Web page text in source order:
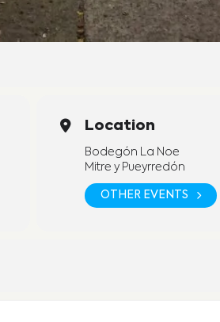
Location
Bodegón La Noe
Mitre y Pueyrredón
OTHER EVENTS